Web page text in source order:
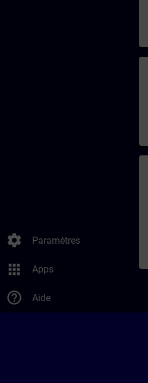
settings Paramètres
apps Apps
help_outline Aide